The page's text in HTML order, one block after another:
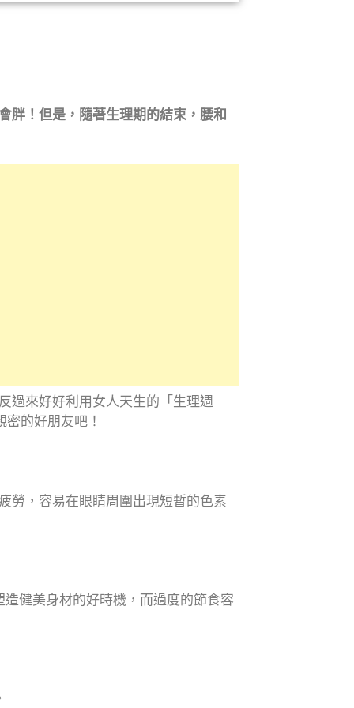
胖！但是，隨著生理期的結束，腰和
過來好好利用女人天生的「生理週
的好朋友吧！
勞，容易在眼睛周圍出現短暫的色素
健美身材的好時機，而過度的節食容